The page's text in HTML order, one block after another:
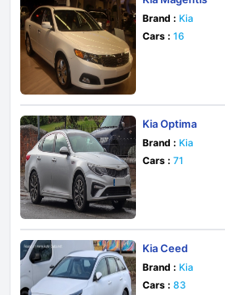
Brand : Kia
Cars : 16
Kia Optima
Brand : Kia
Cars : 71
Kia Ceed
Brand : Kia
Cars : 83